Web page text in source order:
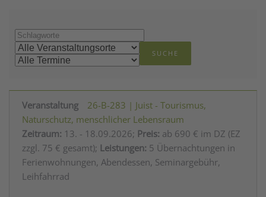
26-B-283 | Juist - Tourismus,
Naturschutz, menschlicher Lebensraum
Zeitraum: 13. - 18.09.2026; Preis: ab 690 € im DZ (EZ
zzgl. 75 € gesamt); Leistungen: 5 Übernachtungen in
Ferienwohnungen, Abendessen, Seminargebühr,
Leihfahrrad